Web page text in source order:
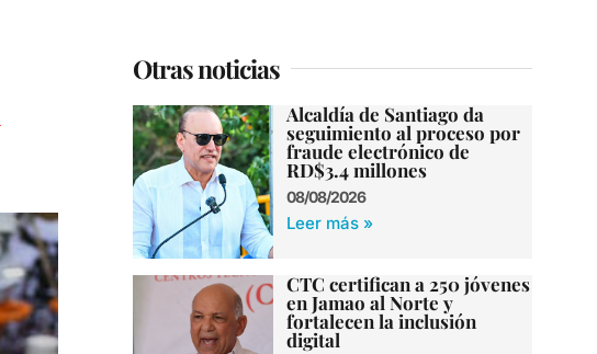
Otras noticias
Alcaldía de Santiago da
seguimiento al proceso por
fraude electrónico de
RD$3.4 millones
08/08/2026
Leer más »
CTC certifican a 250 jóvenes
en Jamao al Norte y
fortalecen la inclusión
digital